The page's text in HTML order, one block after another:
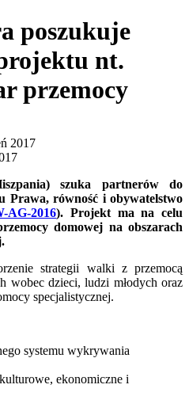
poszukuje
nt.
przemocy
2017
szuka partnerów do
Prawa, równość i obywatelstwo
AG-2016). Projekt ma na celu
domowej na obszarach
strategii walki z przemocą
wobec dzieci, ludzi młodych oraz
specjalistycznej.
systemu wykrywania
ekonomiczne i